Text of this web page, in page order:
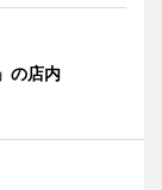
の店内